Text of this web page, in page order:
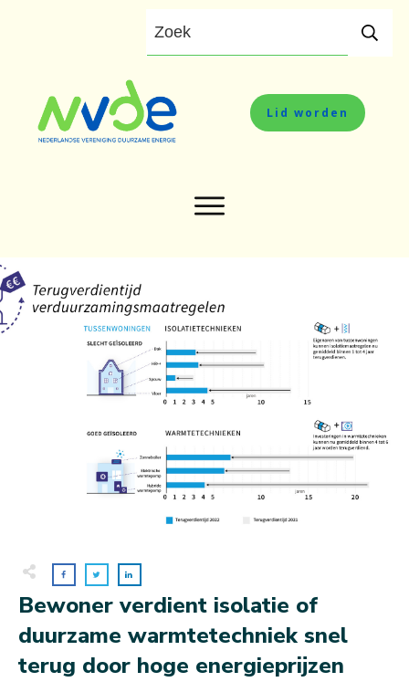
Lid worden
Bewoner verdient isolatie of
duurzame warmtetechniek snel
terug door hoge energieprijzen